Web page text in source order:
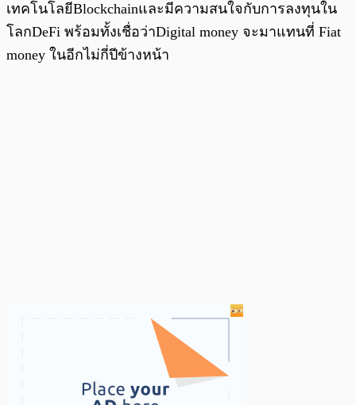
เทคโนโลยีBlockchainและมีความสนใจกับการลงทุนใน
โลกDeFi พร้อมทั้งเชื่อว่าDigital money จะมาแทนที่ Fiat
money ในอีกไม่กี่ปีข้างหน้า